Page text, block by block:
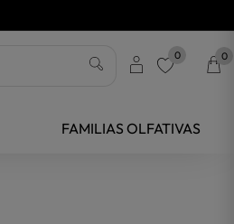
0 0
FAMILIAS OLFATIVAS